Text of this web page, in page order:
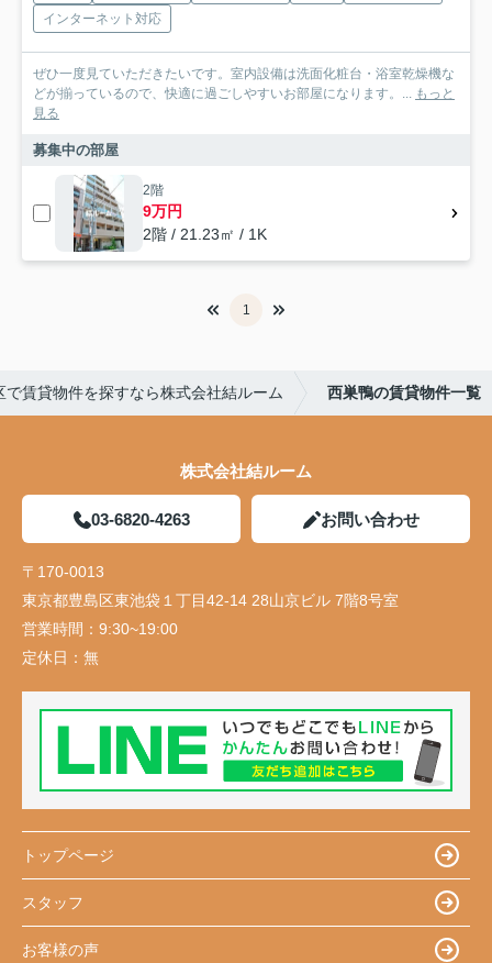
インターネット対応
ぜひ一度見ていただきたいです。室内設備は洗面化粧台・浴室乾燥機な
どが揃っているので、快適に過ごしやすいお部屋になります。... もっと
見る
募集中の部屋
2階
9万円
2階 / 21.23㎡ / 1K
1
で賃貸物件を探すなら株式会社結ルーム 西巣鴨の賃貸物件一覧
株式会社結ルーム
03-6820-4263 お問い合わせ
〒170-0013
東京都豊島区東池袋１丁目42-14 28山京ビル 7階8号室
営業時間： 9:30~19:00
定休日： 無
トップページ
スタッフ
お客様の声